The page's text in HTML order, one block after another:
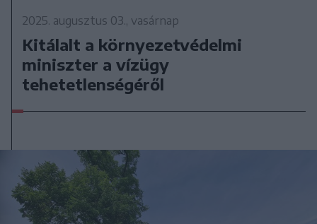
2025. augusztus 03., vasárnap
Kitálalt a környezetvédelmi
miniszter a vízügy
tehetetlenségéről